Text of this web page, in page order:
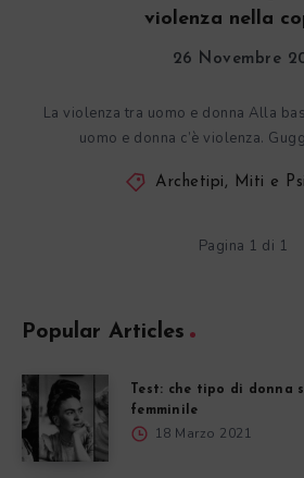
violenza nella
26 Novembre
La violenza tra uomo e donna Alla
uomo e donna c’è violenza.
Archetipi, Miti e
Pagina 1 di 1
Popular Articles
Test: che tipo di donna
femminile
18 Marzo 2021